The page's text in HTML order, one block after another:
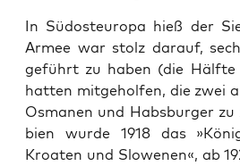
In Süd­ost­eu­ro­pa hieß der
Armee war stolz dar­auf,
geführt zu haben (die Hälf­te
hat­ten mit­ge­hol­fen, die zwei
Osma­nen und Habs­bur­ger
bi­en wur­de 1918 das
Kroa­ten und Slo­we­nen«, ab